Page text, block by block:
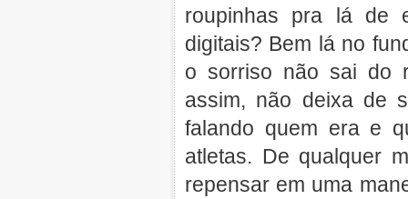
roupinhas pra lá de
digitais? Bem lá no
o sorriso não sai do
assim, não deixa de
falando quem era e
atletas. De qualquer
repensar em uma